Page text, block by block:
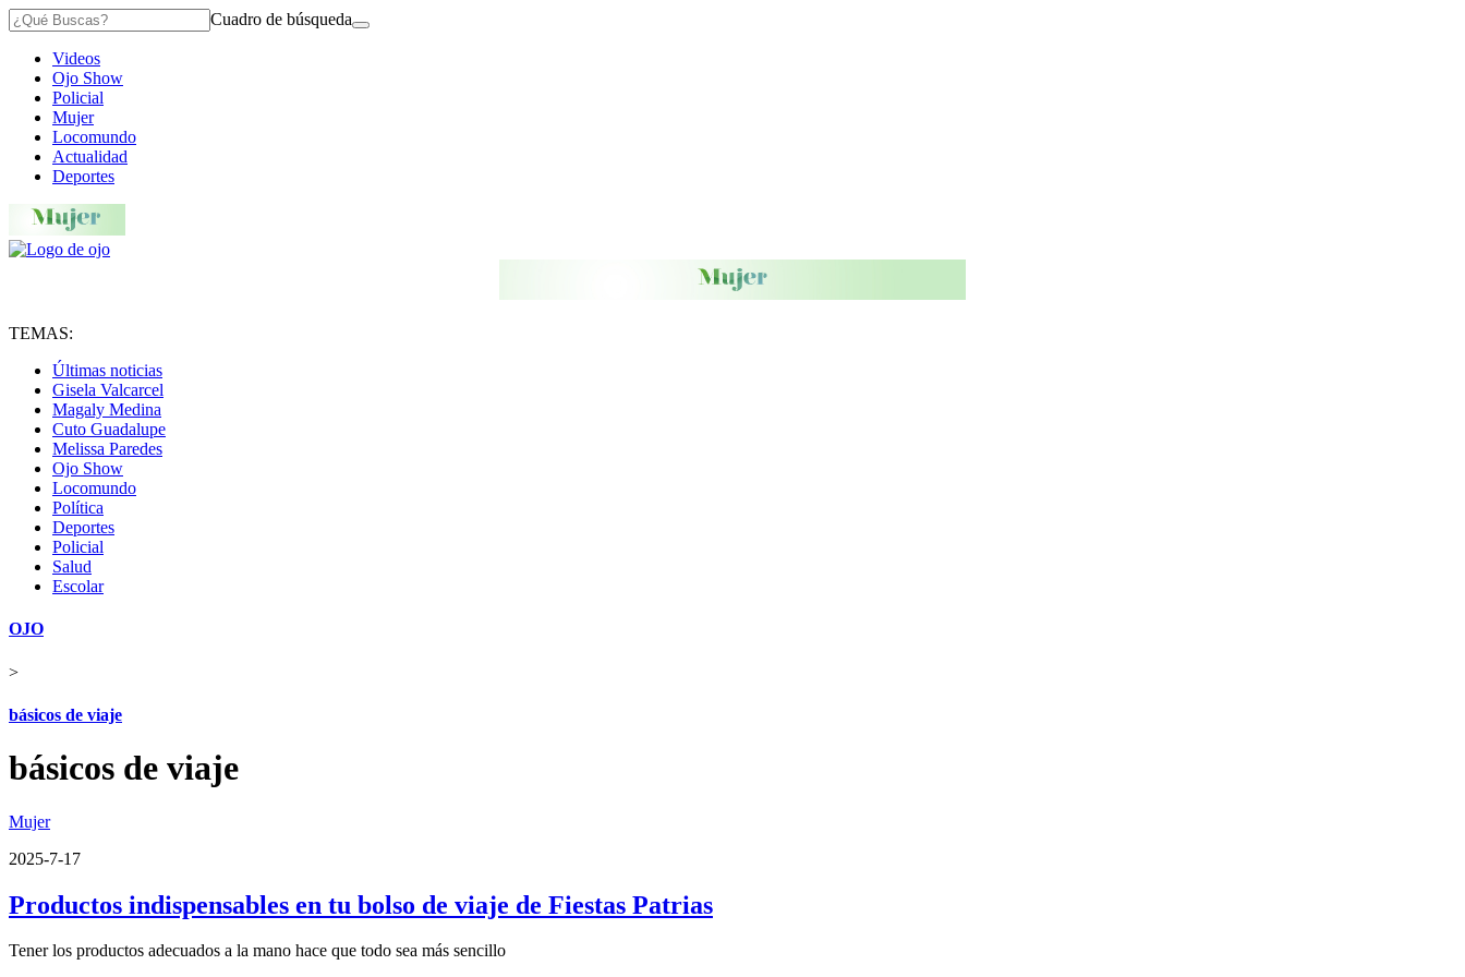
Cuadro de búsqueda
Videos
Ojo Show
Policial
Mujer
Locomundo
Actualidad
Deportes
TEMAS:
Últimas noticias
Gisela Valcarcel
Magaly Medina
Cuto Guadalupe
Melissa Paredes
Ojo Show
Locomundo
Política
Deportes
Policial
Salud
Escolar
OJO
>
básicos de viaje
básicos de viaje
Mujer
2025-7-17
Productos indispensables en tu bolso de viaje de Fiestas Patrias
Tener los productos adecuados a la mano hace que todo sea más sencillo